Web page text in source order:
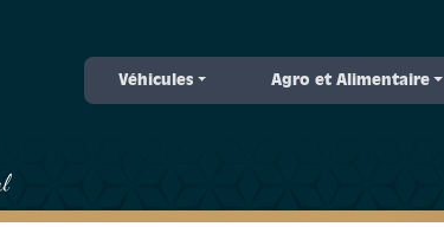
Véhicules Agro et Alimentaire